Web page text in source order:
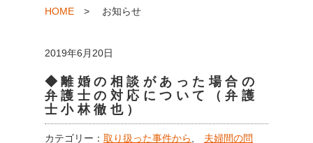
HOME お知らせ
2019年6月20日
◆離婚の相談があった場合の
弁護士の対応について（弁護
士小林徹也）
カテゴリー： 取り扱った事件から
夫婦間の問